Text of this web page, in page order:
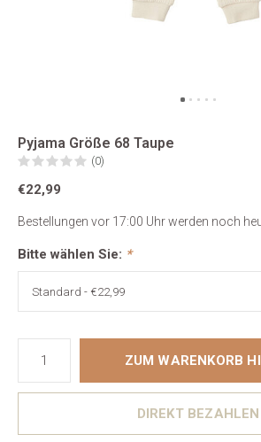
Pyjama Größe 68 Taupe
(0)
€22,99
Bestellungen vor 17:00 Uhr werden noch
Bitte wählen Sie: *
ZUM WARENKORB
DIREKT BEZAHLEN